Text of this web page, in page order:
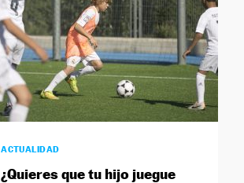
ACTUALIDAD
¿Quieres que tu hijo juegue